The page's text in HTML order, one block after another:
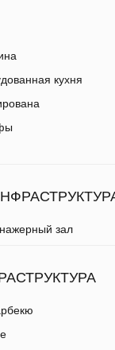
кухня
зал